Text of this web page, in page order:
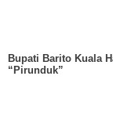
Bupati Barito Kuala
“Pirunduk”